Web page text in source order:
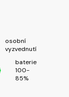
osobní
vyzvednutí
baterie
100-
85%